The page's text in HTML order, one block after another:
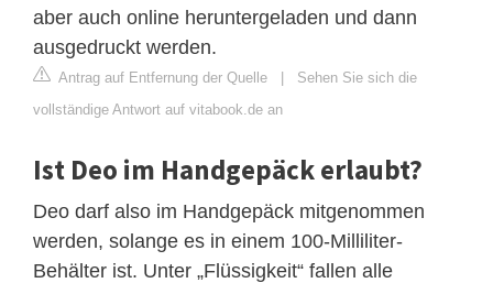
aber auch online heruntergeladen und dann
ausgedruckt werden.
Antrag auf Entfernung der Quelle | Sehen Sie sich die
vollständige Antwort auf vitabook.de an
Ist Deo im Handgepäck erlaubt?
Deo darf also im Handgepäck mitgenommen
werden, solange es in einem 100-Milliliter-
Behälter ist. Unter „Flüssigkeit“ fallen alle